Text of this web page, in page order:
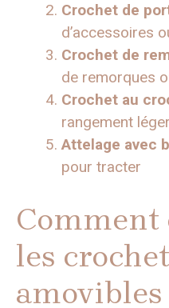
Crochet de
d’accessoires
Crochet de
de remorques
Crochet au
rangement léger
Attelage avec
pour tracter
Comment
les
amovibles